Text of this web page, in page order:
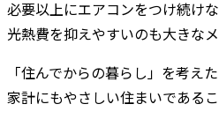
必要以上にエアコンをつけ続けな
光熱費を抑えやすいのも大きなメ
「住んでからの暮らし」を考えた
家計にもやさしい住まいである